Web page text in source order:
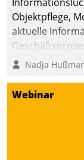
Objektpflege,
aktuelle
Nadja
Webinar